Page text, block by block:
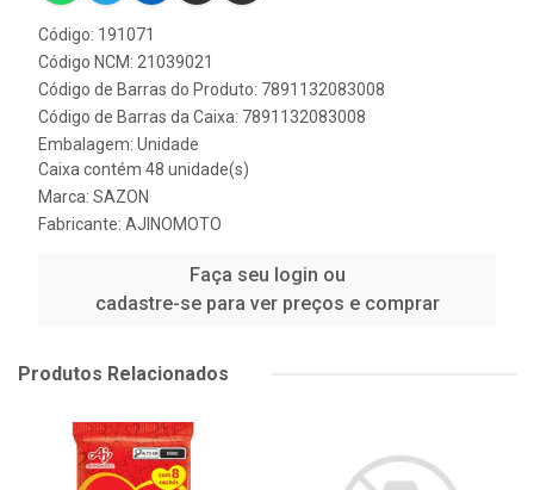
Código: 191071
Código NCM: 21039021
Código de Barras do Produto: 7891132083008
Código de Barras da Caixa: 7891132083008
Embalagem: Unidade
Caixa contém 48 unidade(s)
Marca: SAZON
Fabricante: AJINOMOTO
Faça seu login ou
cadastre-se para ver preços e comprar
Produtos Relacionados